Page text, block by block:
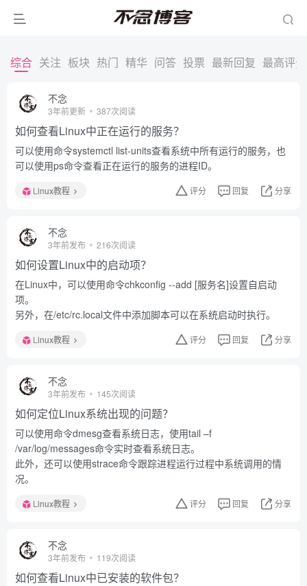
综合 关注 板块 热门 精华 问答 投票 最新回复 最高评分
不念
3年前更新 387次阅读
如何查看Linux中正在运行的服务？
可以使用命令systemctl list-units查看系统中所有运行的服务，也
可以使用ps命令查看正在运行的服务的进程ID。
Linux教程 评分 回复 分享
不念
3年前发布 216次阅读
如何设置Linux中的启动项？
在Linux中，可以使用命令chkconfig --add [服务名]设置自启动
项。
另外，在/etc/rc.local文件中添加脚本可以在系统启动时执行。
Linux教程 评分 回复 分享
不念
3年前发布 145次阅读
如何定位Linux系统出现的问题？
可以使用命令dmesg查看系统日志，使用tail –f
/var/log/messages命令实时查看系统日志。
此外，还可以使用strace命令跟踪进程运行过程中系统调用的情
况。
Linux教程 评分 回复 分享
不念
3年前发布 119次阅读
如何查看Linux中已安装的软件包？